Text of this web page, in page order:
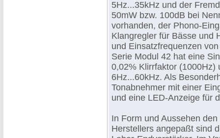
5Hz...35kHz und der
50mW bzw. 100dB bei
vorhanden, der Phono-
Klangregler für Bässe und
und Einsatzfrequenzen
Serie Modul 42 hat eine
0,02% Klirrfaktor (1000Hz)
6Hz...60kHz. Als
Tonabnehmer mit einer
und eine LED-Anzeige für
In Form und Aussehen
Herstellers angepaßt sind